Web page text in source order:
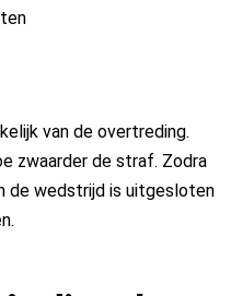
van de overtreding.
zwaarder de straf. Zodra
de wedstrijd is uitgesloten